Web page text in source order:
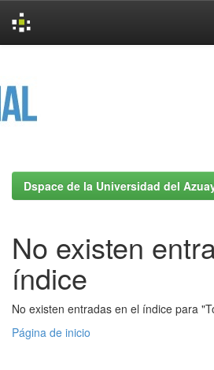
Dspace de la Universidad del
No existen
índice
No existen entradas en el índice para
Página de inicio